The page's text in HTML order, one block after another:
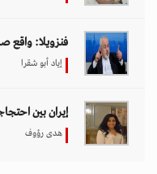
فنزويلا: واقع
إياد أبو شقرا
إيران بين
هدى رؤوف